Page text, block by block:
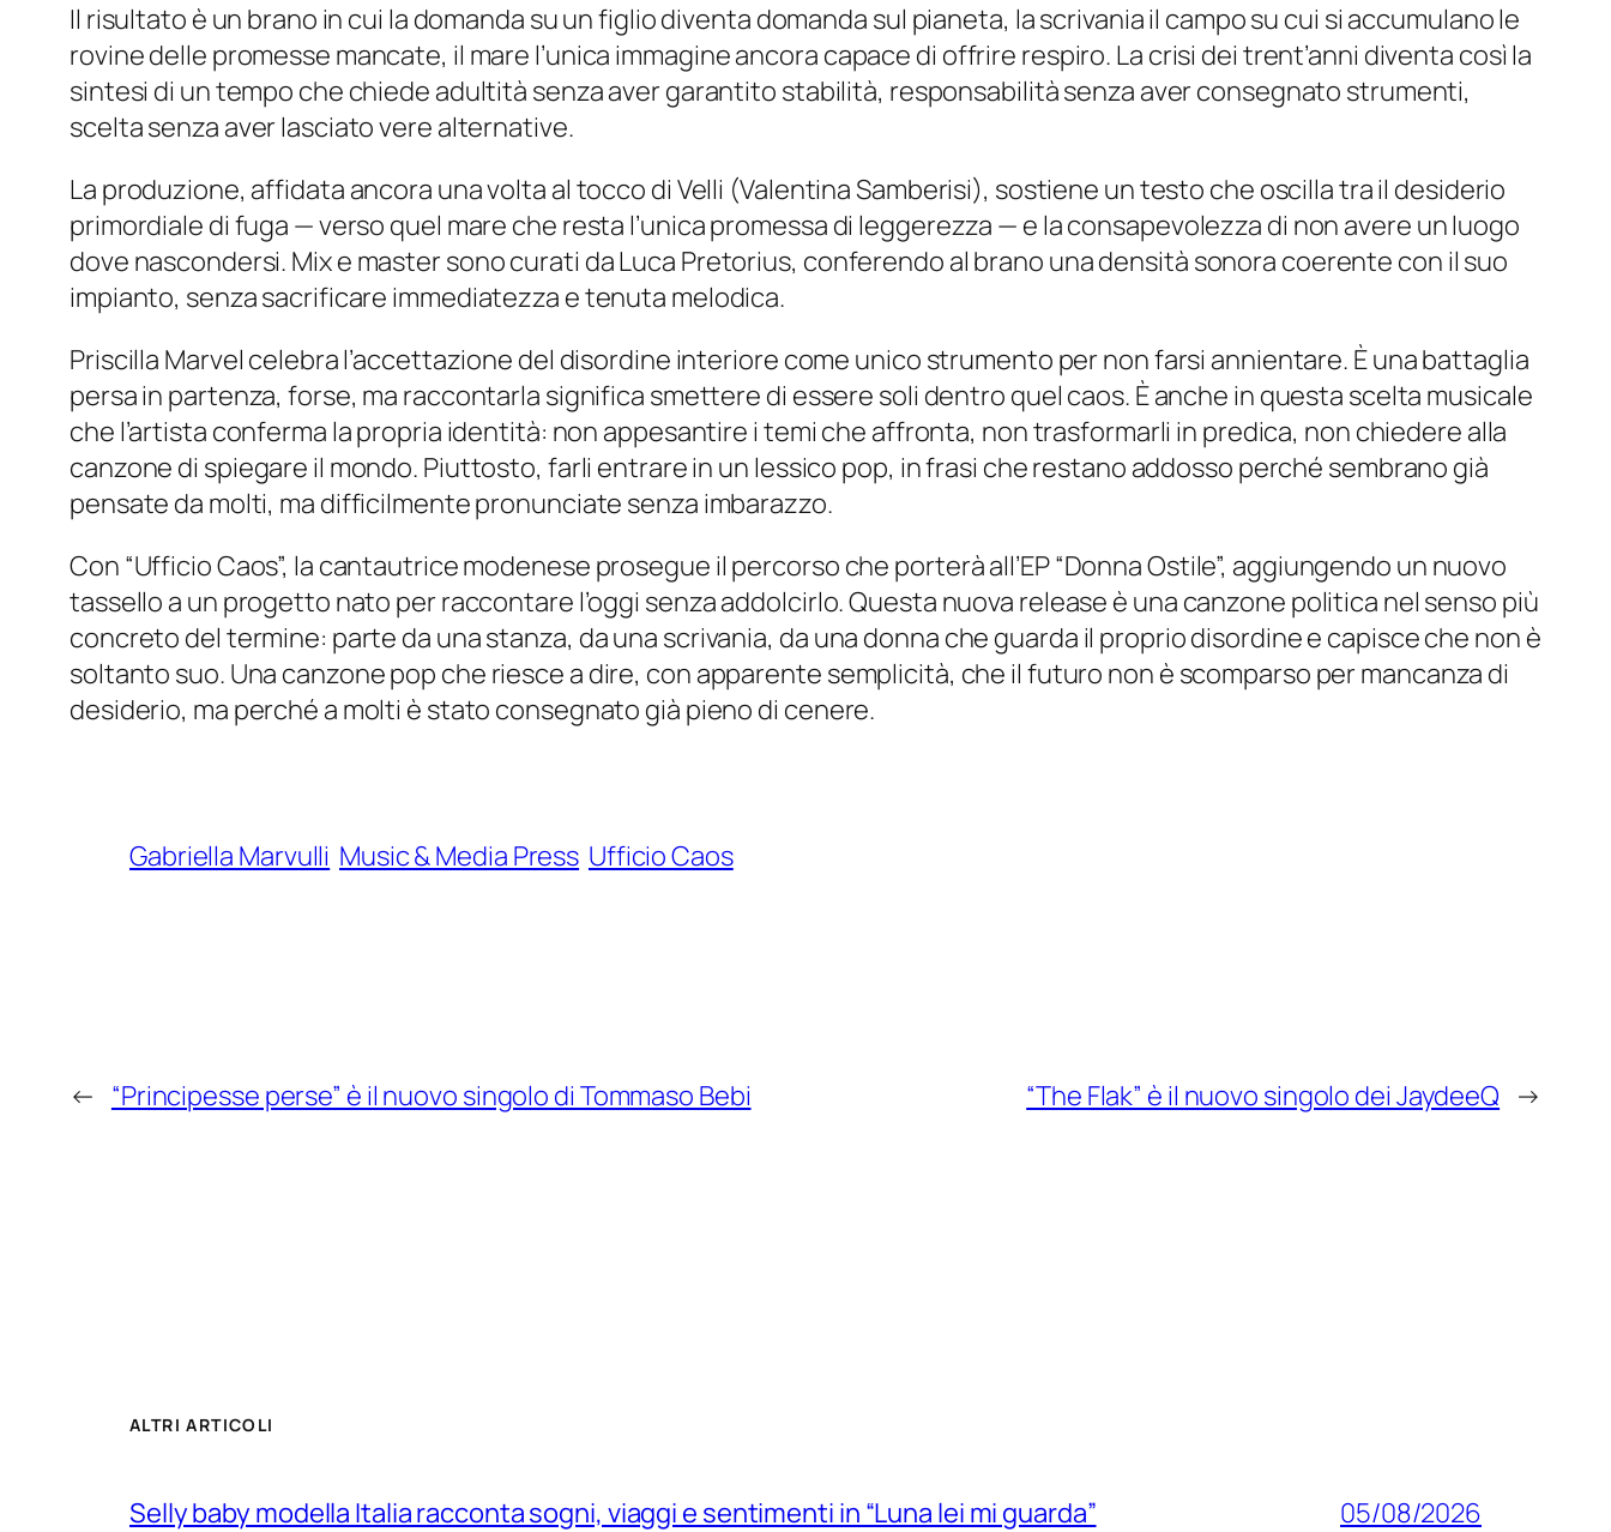
Il risultato è un brano in cui la domanda su un figlio diventa domanda sul pianeta, la scrivania il campo su cui si accumulano le
rovine delle promesse mancate, il mare l’unica immagine ancora capace di offrire respiro. La crisi dei trent’anni diventa così la
sintesi di un tempo che chiede adultità senza aver garantito stabilità, responsabilità senza aver consegnato strumenti,
scelta senza aver lasciato vere alternative.
La produzione, affidata ancora una volta al tocco di Velli (Valentina Samberisi), sostiene un testo che oscilla tra il desiderio
primordiale di fuga — verso quel mare che resta l’unica promessa di leggerezza — e la consapevolezza di non avere un luogo
dove nascondersi. Mix e master sono curati da Luca Pretorius, conferendo al brano una densità sonora coerente con il suo
impianto, senza sacrificare immediatezza e tenuta melodica.
Priscilla Marvel celebra l’accettazione del disordine interiore come unico strumento per non farsi annientare. È una battaglia
persa in partenza, forse, ma raccontarla significa smettere di essere soli dentro quel caos. È anche in questa scelta musicale
che l’artista conferma la propria identità: non appesantire i temi che affronta, non trasformarli in predica, non chiedere alla
canzone di spiegare il mondo. Piuttosto, farli entrare in un lessico pop, in frasi che restano addosso perché sembrano già
pensate da molti, ma difficilmente pronunciate senza imbarazzo.
Con “Ufficio Caos”, la cantautrice modenese prosegue il percorso che porterà all’EP “Donna Ostile”, aggiungendo un nuovo
tassello a un progetto nato per raccontare l’oggi senza addolcirlo. Questa nuova release è una canzone politica nel senso più
concreto del termine: parte da una stanza, da una scrivania, da una donna che guarda il proprio disordine e capisce che non è
soltanto suo. Una canzone pop che riesce a dire, con apparente semplicità, che il futuro non è scomparso per mancanza di
desiderio, ma perché a molti è stato consegnato già pieno di cenere.
Gabriella Marvulli Music & Media Press Ufficio Caos
← “Principesse perse” è il nuovo singolo di Tommaso Bebi “The Flak” è il nuovo singolo dei JaydeeQ →
ALTRI ARTICOLI
Selly baby modella Italia racconta sogni, viaggi e sentimenti in “Luna lei mi guarda” 05/08/2026